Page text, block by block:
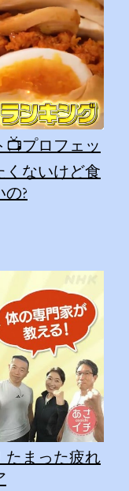
プロフェッ
ないけど食
?
まった疲れ